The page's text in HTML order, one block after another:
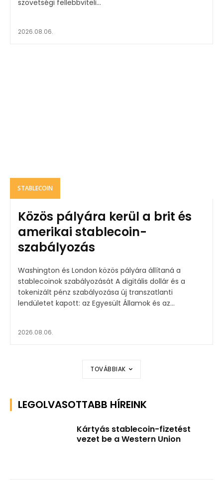
szövetségi fellebbviteli...
2026.08.06.
STABLECOIN
Közös pályára kerül a brit és
amerikai stablecoin-
szabályozás
Washington és London közös pályára állítaná a
stablecoinok szabályozását A digitális dollár és a
tokenizált pénz szabályozása új transzatlanti
lendületet kapott: az Egyesült Államok és az...
2026.08.06.
TOVÁBBIAK
LEGOLVASOTTABB HÍREINK
Kártyás stablecoin-fizetést
vezet be a Western Union